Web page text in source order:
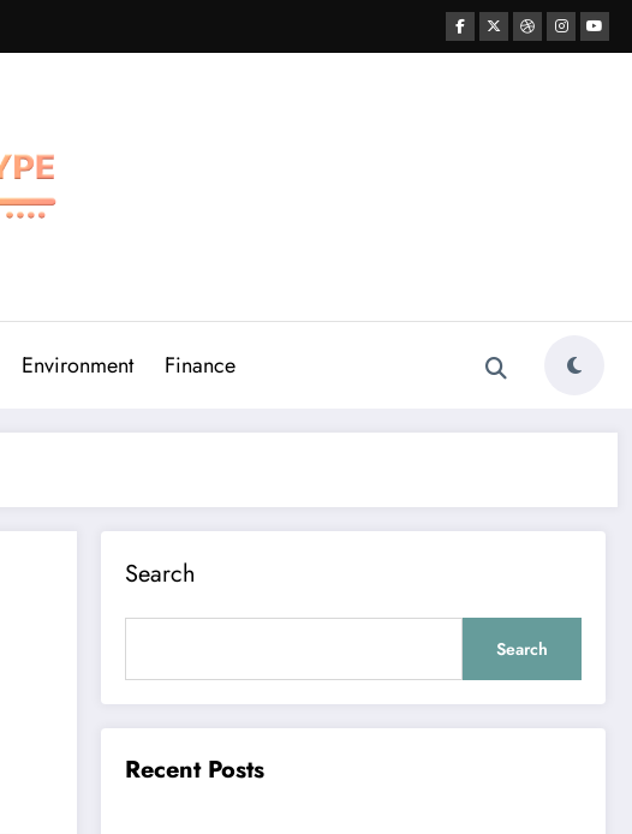
Environment Finance
Search
Search
Recent Posts